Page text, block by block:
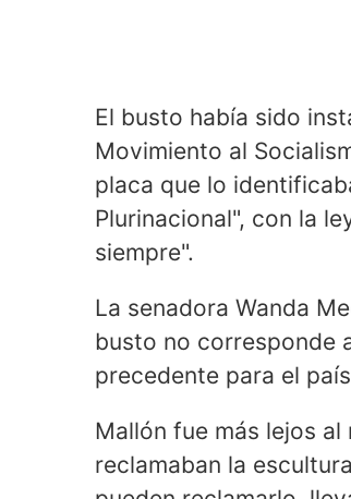
El busto había sido
Movimiento al
placa que lo
Plurinacional", con la
siempre".
La senadora Wanda
busto no corresponde
precedente para el
Mallón fue más lejos
reclamaban la